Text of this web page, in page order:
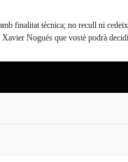
finalitat tècnica; no recull ni
Nogués que vostè podrà